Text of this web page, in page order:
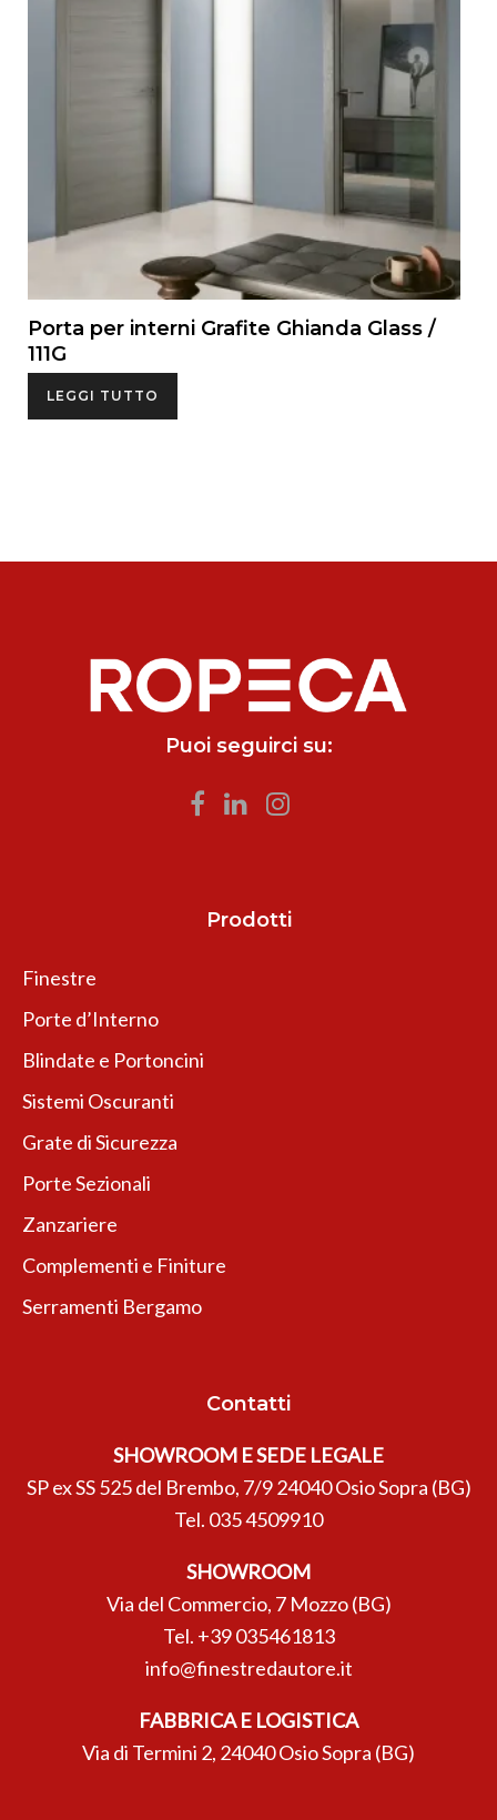
Porta per interni Grafite Ghianda Glass /
111G
LEGGI TUTTO
Puoi seguirci su:
Prodotti
Finestre
Porte d’Interno
Blindate e Portoncini
Sistemi Oscuranti
Grate di Sicurezza
Porte Sezionali
Zanzariere
Complementi e Finiture
Serramenti Bergamo
Contatti
SHOWROOM E SEDE LEGALE
SP ex SS 525 del Brembo, 7/9 24040 Osio Sopra (BG)
Tel. 035 4509910
SHOWROOM
Via del Commercio, 7 Mozzo (BG)
Tel. +39 035461813
info@finestredautore.it
FABBRICA E LOGISTICA
Via di Termini 2, 24040 Osio Sopra (BG)